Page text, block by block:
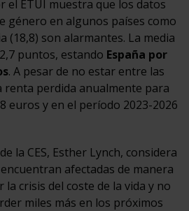
el ETUI muestra que los datos
género en algunos países como
(18,8) son alarmantes. La media
puntos, estando España por
. A pesar de no estar entre las
renta perdida anualmente para
euros y en el período 2023-2026
la CES, Esther Lynch, considera
afectadas de manera
crisis del coste de la vida y no
miles más en los próximos